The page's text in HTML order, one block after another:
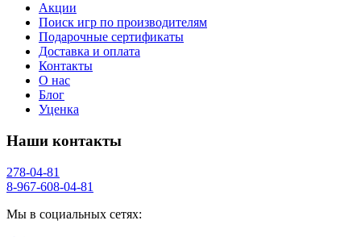
Акции
Поиск игр по производителям
Подарочные сертификаты
Доставка и оплата
Контакты
О нас
Блог
Уценка
Наши контакты
278-04-81
8-967-608-04-81
Мы в социальных сетях: